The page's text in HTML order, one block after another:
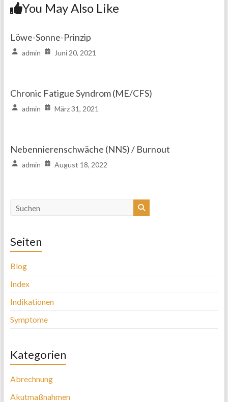
You May Also Like
Löwe-Sonne-Prinzip
admin Juni 20, 2021
Chronic Fatigue Syndrom (ME/CFS)
admin März 31, 2021
Nebennierenschwäche (NNS) / Burnout
admin August 18, 2022
Seiten
Blog
Index
Indikationen
Symptome
Kategorien
Abrechnung
Akutmaßnahmen